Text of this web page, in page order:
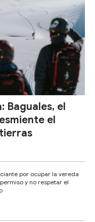
Baguales, el
el
por ocupar la vereda
y no respetar el